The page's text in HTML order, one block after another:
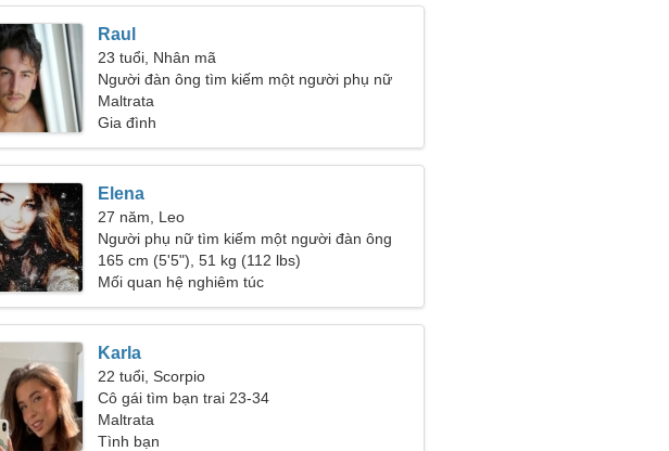
Raul
23 tuổi, Nhân mã
Người đàn ông tìm kiếm một người phụ nữ
Maltrata
Gia đình
Elena
27 năm, Leo
Người phụ nữ tìm kiếm một người đàn ông
31-36
165 cm (5'5"), 51 kg (112 lbs)
Mối quan hệ nghiêm túc
Karla
22 tuổi, Scorpio
Cô gái tìm bạn trai 23-34
Maltrata
Tình bạn